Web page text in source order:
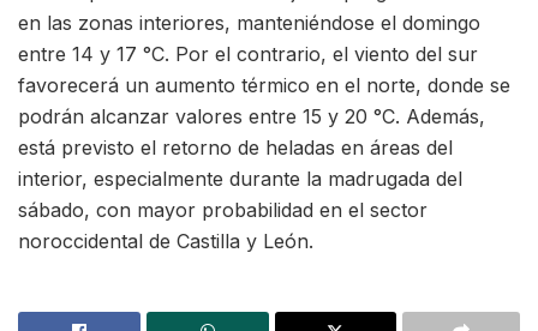
en las zonas interiores, manteniéndose el domingo
entre 14 y 17 °C. Por el contrario, el viento del sur
favorecerá un aumento térmico en el norte, donde se
podrán alcanzar valores entre 15 y 20 °C. Además,
está previsto el retorno de heladas en áreas del
interior, especialmente durante la madrugada del
sábado, con mayor probabilidad en el sector
noroccidental de Castilla y León.